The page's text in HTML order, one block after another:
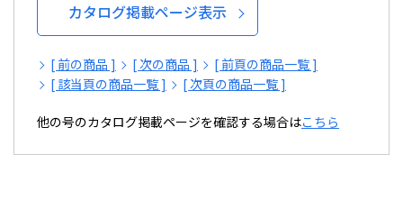
カタログ掲載ページ表示
[ 前の商品 ] [ 次の商品 ]
[ 前頁の商品一覧 ]
[ 該当頁の商品一覧 ]
[ 次頁の商品一覧 ]
他の号のカタログ掲載ページを確認する場合はこちら